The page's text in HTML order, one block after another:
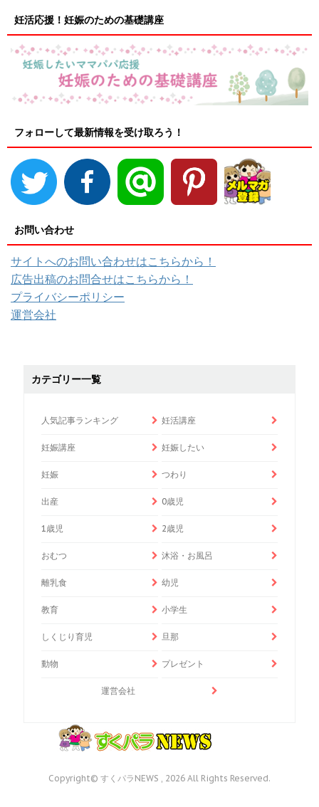
妊活応援！妊娠のための基礎講座
フォローして最新情報を受け取ろう！
お問い合わせ
サイトへのお問い合わせはこちらから！
広告出稿のお問合せはこちらから！
プライバシーポリシー
運営会社
カテゴリー一覧
人気記事ランキング 妊活講座
妊娠講座 妊娠したい
妊娠 つわり
出産 0歳児
1歳児 2歳児
おむつ 沐浴・お風呂
離乳食 幼児
教育 小学生
しくじり育児 旦那
動物 プレゼント
運営会社
Copyright© すくパラNEWS , 2026 All Rights Reserved.